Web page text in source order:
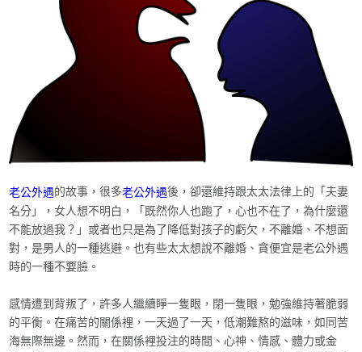
老公外遇的故事，很多老公外遇後，卻還維持跟太太法律上的「夫妻
名分」，女人想不明白，「既然你人也跑了，心也不在了，為什麼還
不能放過我？」或者也只是為了降低對孩子的虧欠，不離婚、不想面
對，是男人的一種逃避。也有些太太想說不離婚、貪便宜是老公外遇
時的一種不要臉。
感情遭到背叛了，許多人繼續睜一隻眼，閉一隻眼，勉強維持著脆弱
的平衡。在痛苦的關係裡，一天過了一天，低潮難熬的滋味，如同苦
海無際無邊。然而，在關係裡投注的時間、心神、情感、體力或金